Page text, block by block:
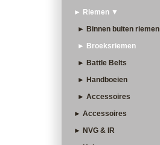
► Riemen ▼
► Binnen buiten riemen
► Broeksriemen
► Battle Belts
► Handboeien
► Accessoires
► Accessoires
► NVG & IR